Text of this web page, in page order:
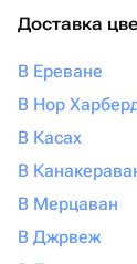
Доставка
В Ереване
В Нор
В Касах
В
В Мерцаван
В Джрвеж